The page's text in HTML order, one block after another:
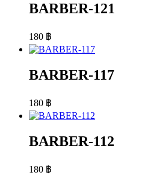
BARBER-121
180 ฿
BARBER-117
180 ฿
BARBER-112
180 ฿